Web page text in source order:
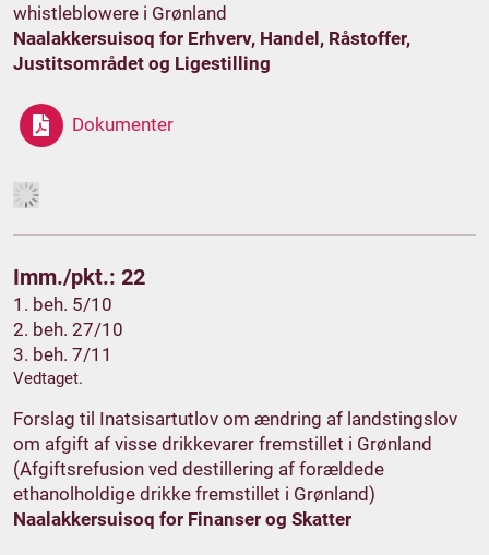
whistleblowere i Grønland
Naalakkersuisoq for Erhverv, Handel, Råstoffer,
Justitsområdet og Ligestilling
Dokumenter
Imm./pkt.: 22
1. beh. 5/10
2. beh. 27/10
3. beh. 7/11
Vedtaget.
Forslag til Inatsisartutlov om ændring af landstingslov
om afgift af visse drikkevarer fremstillet i Grønland
(Afgiftsrefusion ved destillering af forældede
ethanolholdige drikke fremstillet i Grønland)
Naalakkersuisoq for Finanser og Skatter